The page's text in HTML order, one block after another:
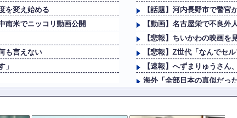
を変え始める
南米でニッコリ動画公開
も言えない
」
らここまで落ちる
【話題】河内長野市で警官
【動画】名古屋栄で不良外
【悲報】ちいかわの映画
【悲報】Z世代「なんでセ
【速報】へずまりゅうさ
海外「全部日本の真似だっ
海外「その通り！」日本人